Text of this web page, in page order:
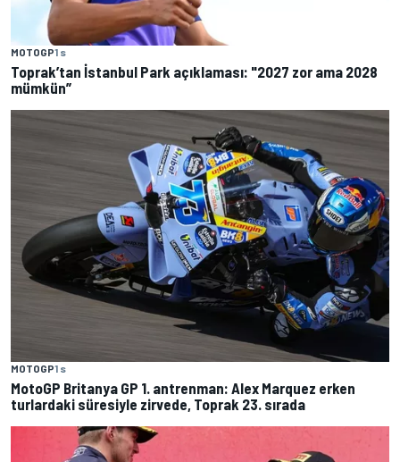
MOTOGP1 s
Toprak’tan İstanbul Park açıklaması: "2027 zor ama 2028
mümkün”
MOTOGP1 s
MotoGP Britanya GP 1. antrenman: Alex Marquez erken
turlardaki süresiyle zirvede, Toprak 23. sırada